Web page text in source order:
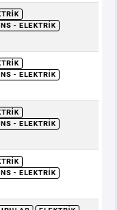
- ELEKTRIK
- ELEKTRIK
- ELEKTRIK
- ELEKTRIK